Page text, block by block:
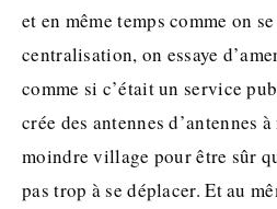
et en même temps comme on
centralisation, on essaye
comme si c’était un service
crée des antennes d’antennes
moindre village pour être sûr
pas trop à se déplacer. Et au